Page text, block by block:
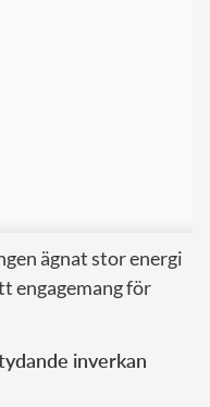
ägnat stor energi
engagemang för
inverkan